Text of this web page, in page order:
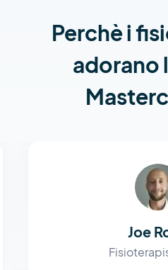
Perchè i
adorano
Joe